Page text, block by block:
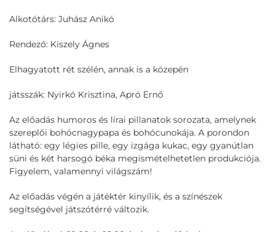
Alkotótárs: Juhász Anikó
Rendező: Kiszely Ágnes
Elhagyatott rét szélén, annak is a közepén
játsszák: Nyirkó Krisztina, Apró Ernő
Az előadás humoros és lírai pillanatok sorozata, amelynek
szereplői bohócnagypapa és bohócunokája. A porondon
látható: egy légies pille, egy izgága kukac, egy gyanútlan
süni és két harsogó béka megismételhetetlen produkciója.
Figyelem, valamennyi világszám!
Az előadás végén a játéktér kinyílik, és a színészek
segítségével játszótérré változik.